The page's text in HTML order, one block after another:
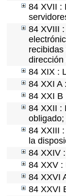
84 XVII :
84 XVIII
dirección
84 XIX :
84 XXI A
84 XXI B
84 XXII :
84 XXIII
la
84 XXIV
84 XXV :
84 XXVI
84 XXVI